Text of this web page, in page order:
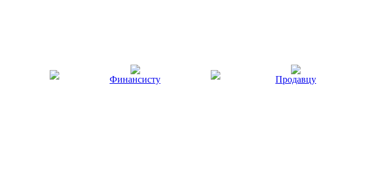
Финансисту Продавцу